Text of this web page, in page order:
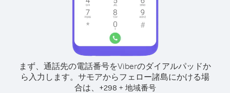
まず、通話先の電話番号をViberのダイアルパッドか
ら入力します。 サモアからフェロー諸島にかける場
合は、
+298 + 地域番号